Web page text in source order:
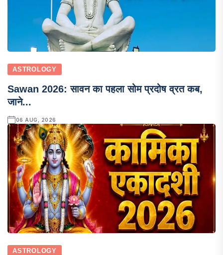
ASTROLOGY
Sawan 2026: सावन का पहला सोम प्रदोष व्रत कब,
जाने...
06 AUG, 2026
ASTROLOGY